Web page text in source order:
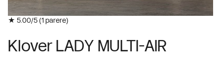
★ 5.00/5 (1parere)
Klover LADY MULTI-AIR